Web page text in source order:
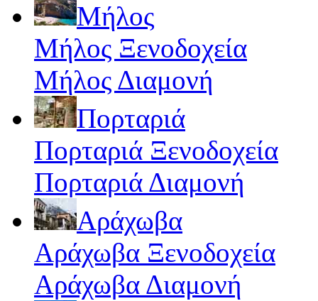
Μήλος
Μήλος Ξενοδοχεία
Μήλος Διαμονή
Πορταριά
Πορταριά Ξενοδοχεία
Πορταριά Διαμονή
Αράχωβα
Αράχωβα Ξενοδοχεία
Αράχωβα Διαμονή